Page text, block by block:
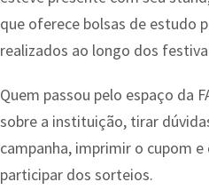
que oferece bolsas de estudo
realizados ao longo dos
Quem passou pelo espaço da
sobre a instituição, tirar
campanha, imprimir o cupom
participar dos sorteios.